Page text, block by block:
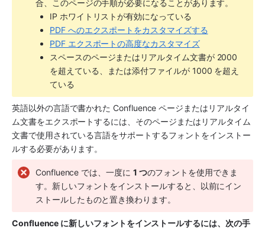
合、このページの手順が必要になることがあります。
IP ホワイトリストが有効になっている
PDF へのエクスポートをカスタマイズする
PDF エクスポートの高度なカスタマイズ
スペースのページまたはリアルタイム文書が 2000
を超えている、または添付ファイルが 1000 を超え
ている
英語以外の言語で書かれた Confluence ページまたはリアルタイ
ム文書をエクスポートするには、そのページまたはリアルタイム
文書で使用されている言語をサポートするフォントをインストー
ルする必要があります。
Confluence では、一度に 1 つのフォントを使用できま
す。新しいフォントをインストールすると、以前にイン
ストールしたものと置き換わります。
Confluence に新しいフォントをインストールするには、次の手